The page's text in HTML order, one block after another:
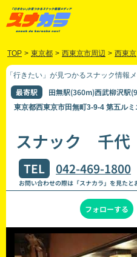
TOP > 東京都 > 西東京市周辺 > 西東京
「行きたい」が見つかるスナック情報
最寄駅 田無駅(360m)西武柳沢駅
東京都西東京市田無町3-9-4 第五ル
スナック 千代
TEL 042-469-1800
お問い合わせの際は「スナカラ」を見たと
フォローする